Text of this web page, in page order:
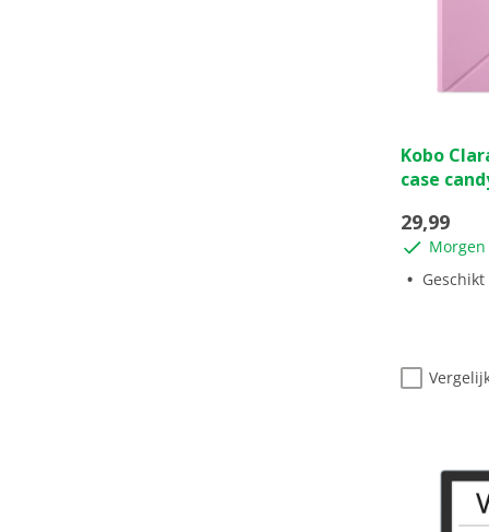
van
de
sterren.
Kobo
case
29,99
Geschikt